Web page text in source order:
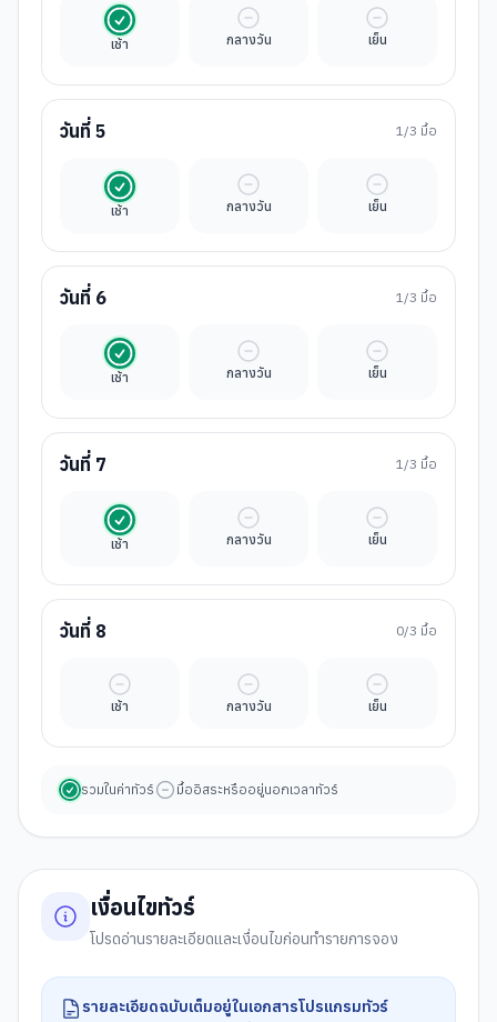
เช้า
รวมในค่าทัวร์
กลางวัน
มื้ออิสระ
เย็น
มื้ออิสระ
วันที่ 5 1/3 มื้อ
เช้า
รวมในค่าทัวร์
กลางวัน
มื้ออิสระ
เย็น
มื้ออิสระ
วันที่ 6 1/3 มื้อ
เช้า
รวมในค่าทัวร์
กลางวัน
มื้ออิสระ
เย็น
มื้ออิสระ
วันที่ 7 1/3 มื้อ
เช้า
รวมในค่าทัวร์
กลางวัน
มื้ออิสระ
เย็น
มื้ออิสระ
วันที่ 8 0/3 มื้อ
เช้า
มื้ออิสระ
กลางวัน
มื้ออิสระ
เย็น
มื้ออิสระ
รวมในค่าทัวร์ มื้ออิสระหรืออยู่นอกเวลาทัวร์
เงื่อนไขทัวร์
โปรดอ่านรายละเอียดและเงื่อนไขก่อนทำรายการจอง
รายละเอียดฉบับเต็มอยู่ในเอกสารโปรแกรมทัวร์